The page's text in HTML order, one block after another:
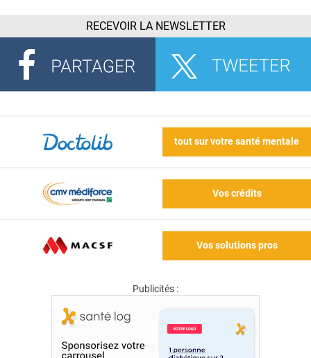
RECEVOIR LA NEWSLETTER
tout sur votre santé mentale
Vos crédits
Vos solutions pros
Publicités :